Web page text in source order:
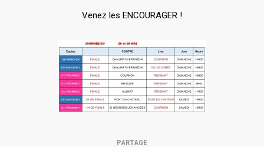
Venez les ENCOURAGER !
PARTAGE